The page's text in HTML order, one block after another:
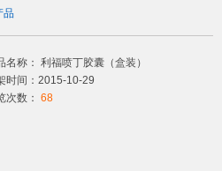
品
名称： 利福喷丁胶囊（盒装）
时间：2015-10-29
次数： 68